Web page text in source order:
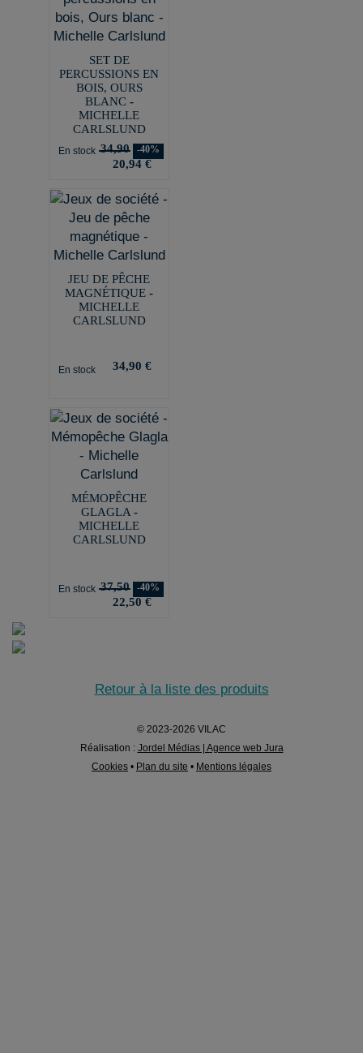
SET DE
PERCUSSIONS EN
BOIS, OURS
BLANC -
MICHELLE
CARLSLUND
En stock 34,90 -40%
20,94 €
JEU DE PÊCHE
MAGNÉTIQUE -
MICHELLE
CARLSLUND
En stock 34,90 €
MÉMOPÊCHE
GLAGLA -
MICHELLE
CARLSLUND
En stock 37,50 -40%
22,50 €
Retour à la liste des produits
© 2023-2026 VILAC
Réalisation : Jordel Médias | Agence web Jura
Cookies • Plan du site • Mentions légales